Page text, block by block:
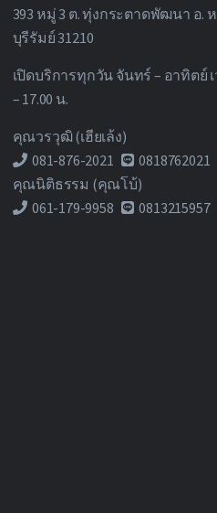
393 หมู่ 3 ต. ทุ่งกระตาดพัฒนา อ.
บุรีรัมย์ 31210
เปิดบริการทุกวัน จันทร์ – อาทิตย์ เ
– 17.00 น.
คุณวรวุฒิ (เฮียเล้ง)
081-876-2021
0818762021
คุณนิติธรรม (คุณโบ้)
061-179-9958
0813215957